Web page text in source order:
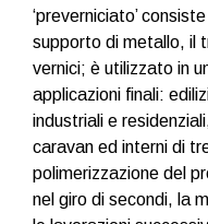
‘preverniciato’
supporto di metallo, il
vernici; è utilizzato in
applicazioni finali:
industriali e
caravan ed interni di
polimerizzazione del
nel giro di secondi, la